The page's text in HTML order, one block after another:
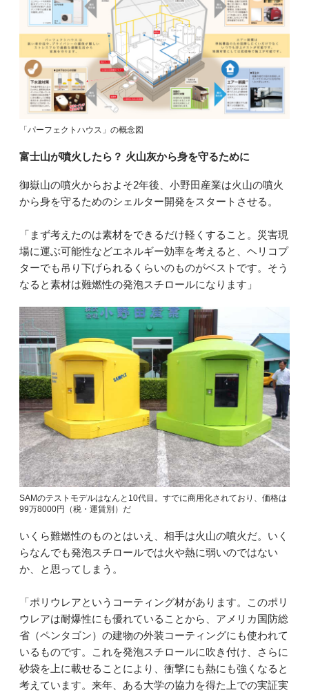
「パーフェクトハウス」の概念図
富士山が噴火したら？ 火山灰から身を守るために
御嶽山の噴火からおよそ2年後、小野田産業は火山の噴火
から身を守るためのシェルター開発をスタートさせる。
「まず考えたのは素材をできるだけ軽くすること。災害現
場に運ぶ可能性などエネルギー効率を考えると、ヘリコプ
ターでも吊り下げられるくらいのものがベストです。そう
なると素材は難燃性の発泡スチロールになります」
SAMのテストモデルはなんと10代目。すでに商用化されており、価格は
99万8000円（税・運賃別）だ
いくら難燃性のものとはいえ、相手は火山の噴火だ。いく
らなんでも発泡スチロールでは火や熱に弱いのではない
か、と思ってしまう。
「ポリウレアというコーティング材があります。このポリ
ウレアは耐爆性にも優れていることから、アメリカ国防総
省（ペンタゴン）の建物の外装コーティングにも使われて
いるものです。これを発泡スチロールに吹き付け、さらに
砂袋を上に載せることにより、衝撃にも熱にも強くなると
考えています。来年、ある大学の協力を得た上での実証実